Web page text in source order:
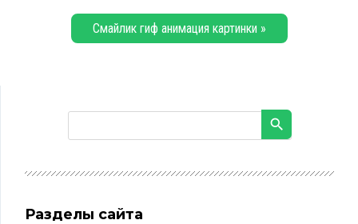
Смайлик гиф анимация картинки »
Разделы сайта